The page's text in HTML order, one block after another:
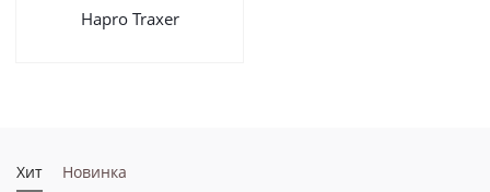
Hapro Traxer
Хит Новинка